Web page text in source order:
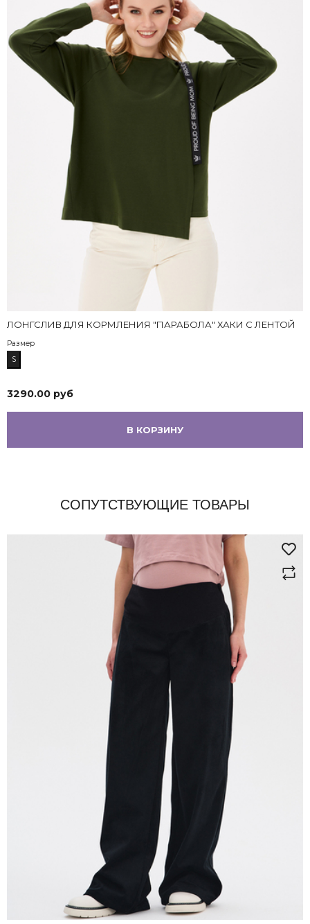
ЛОНГСЛИВ ДЛЯ КОРМЛЕНИЯ "ПАРАБОЛА" ХАКИ С ЛЕНТОЙ
Размер
S
3290.00 руб
В КОРЗИНУ
СОПУТСТВУЮЩИЕ ТОВАРЫ